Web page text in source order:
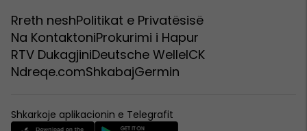
Rreth neshPolitikat e Privatësisë
Na KontaktoniProkurimi i Hapur
RTV DukagjiniDeutsche WelleICK
Ndreqe.comShkabajGermin
Shkarkoje aplikacionin e Telegrafit